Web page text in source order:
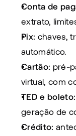
Conta de
extrato,
Pix: chaves,
automático.
Cartão: pré-
virtual, com
TED e boleto:
geração de
Crédito: